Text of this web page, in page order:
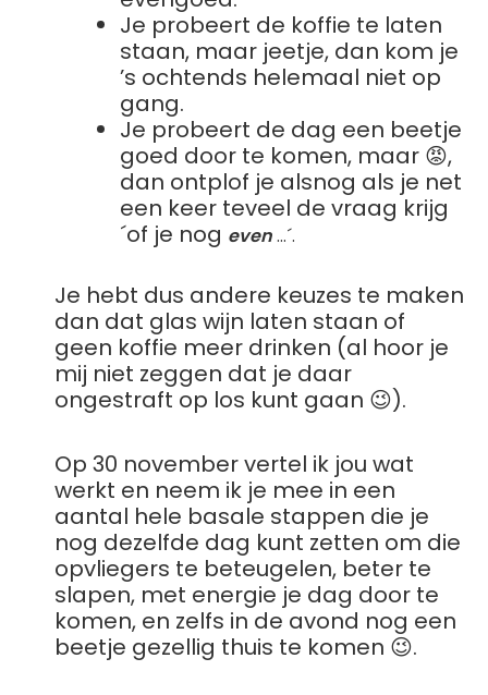
Je probeert de koffie te laten
staan, maar jeetje, dan kom je
’s ochtends helemaal niet op
gang.
Je probeert de dag een beetje
goed door te komen, maar 😡,
dan ontplof je alsnog als je net
een keer teveel de vraag krijg
´of je nog even…´.
Je hebt dus andere keuzes te maken
dan dat glas wijn laten staan of
geen koffie meer drinken (al hoor je
mij niet zeggen dat je daar
ongestraft op los kunt gaan 😉).
Op 30 november vertel ik jou wat
werkt en neem ik je mee in een
aantal hele basale stappen die je
nog dezelfde dag kunt zetten om die
opvliegers te beteugelen, beter te
slapen, met energie je dag door te
komen, en zelfs in de avond nog een
beetje gezellig thuis te komen 😉.